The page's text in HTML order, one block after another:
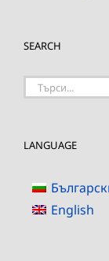
SEARCH
Търсене
LANGUAGE
English